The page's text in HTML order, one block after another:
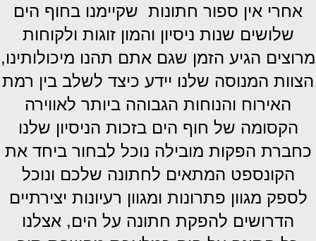
אחרי אין ספור חתונות שקיימנו בחוף הים
שלושים שנות ניסיון והמון זוגות ולקוחות
מרוצים הגיע הזמן שגם אתם תהנו מיכולותינו,
הצוות המנוסה שלנו יידע כיצד לשלב בין רמת
האירוח והנוחות הגבוהה ביותר לאווירה
הקסומה של חוף הים בזכות הניסיון שלנו
כחברת הפקות מובילה נוכל לבחור ביחד את
הקונספט המתאים לחתונה שלכם ונוכל
לספק מגוון פתרונות ומגוון רעיונות יצירתיים
הדרושים להפקת חתונה על הים, אצלנו